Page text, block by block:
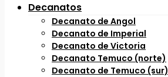
Decanatos
Decanato de Angol
Decanato de Imperial
Decanato de Victoria
Decanato Temuco (norte)
Decanato de Temuco (sur)